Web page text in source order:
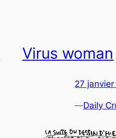
Virus woman
27
—Daily